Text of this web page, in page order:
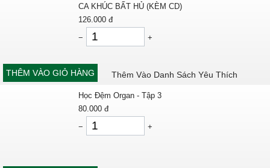
CA KHÚC BẤT HỦ (KÈM CD)
126.000 đ
−
+
THÊM VÀO GIỎ HÀNG Thêm Vào Danh Sách Yêu Thích
Học Đệm Organ - Tập 3
80.000 đ
−
+